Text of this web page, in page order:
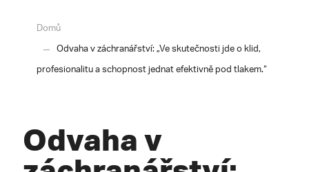
Domů
Odvaha v záchranářství: „Ve skutečnosti jde o klid,
profesionalitu a schopnost jednat efektivně pod tlakem.“
Odvaha v